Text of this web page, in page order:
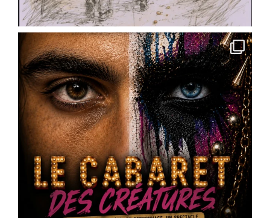
✨ Pour les...See More
Photo
View on Facebook · Share
Scène Dramatique Ackermann
4 months ago
« Des cailloux dans le ventre » de @Marin
Heraut– réservez vos places
Vous faites quoi le 16 mai 2026 ?
La Scène Dramatique Ackermann présentera le
samedi 16 mai à 20h30, à la salle Jean Zay – salle
des fêtes d’Ingré, la sortie de résidence de « Des
cailloux dans le ventre », une création de Marin